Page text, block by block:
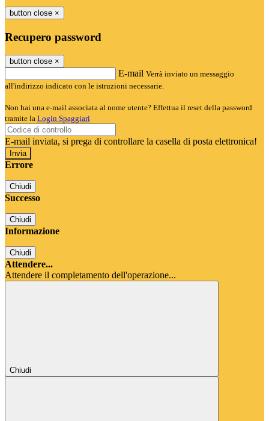
button close ×
Recupero password
button close ×
E-mail Verrà inviato un messaggio
all'indirizzo indicato con le istruzioni necessarie.
Non hai una e-mail associata al nome utente? Effettua il reset della password
tramite la Login Spaggiari
E-mail inviata, si prega di controllare la casella di posta elettronica!
Errore
Chiudi
Successo
Chiudi
Informazione
Chiudi
Attendere...
Attendere il completamento dell'operazione...
Chiudi